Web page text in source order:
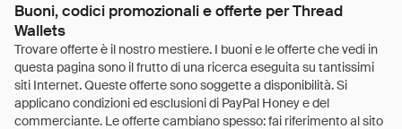
Buoni, codici promozionali e offerte per Thread
Wallets